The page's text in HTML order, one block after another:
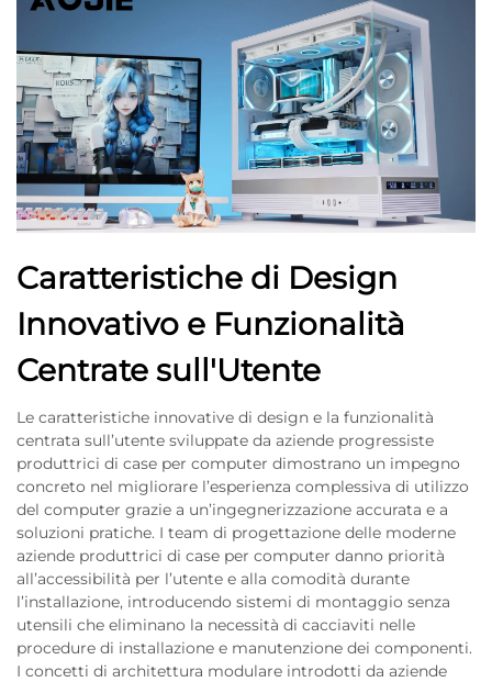
Caratteristiche di Design
Innovativo e Funzionalità
Centrate sull'Utente
Le caratteristiche innovative di design e la funzionalità
centrata sull’utente sviluppate da aziende progressiste
produttrici di case per computer dimostrano un impegno
concreto nel migliorare l’esperienza complessiva di utilizzo
del computer grazie a un’ingegnerizzazione accurata e a
soluzioni pratiche. I team di progettazione delle moderne
aziende produttrici di case per computer danno priorità
all’accessibilità per l’utente e alla comodità durante
l’installazione, introducendo sistemi di montaggio senza
utensili che eliminano la necessità di cacciaviti nelle
procedure di installazione e manutenzione dei componenti.
I concetti di architettura modulare introdotti da aziende